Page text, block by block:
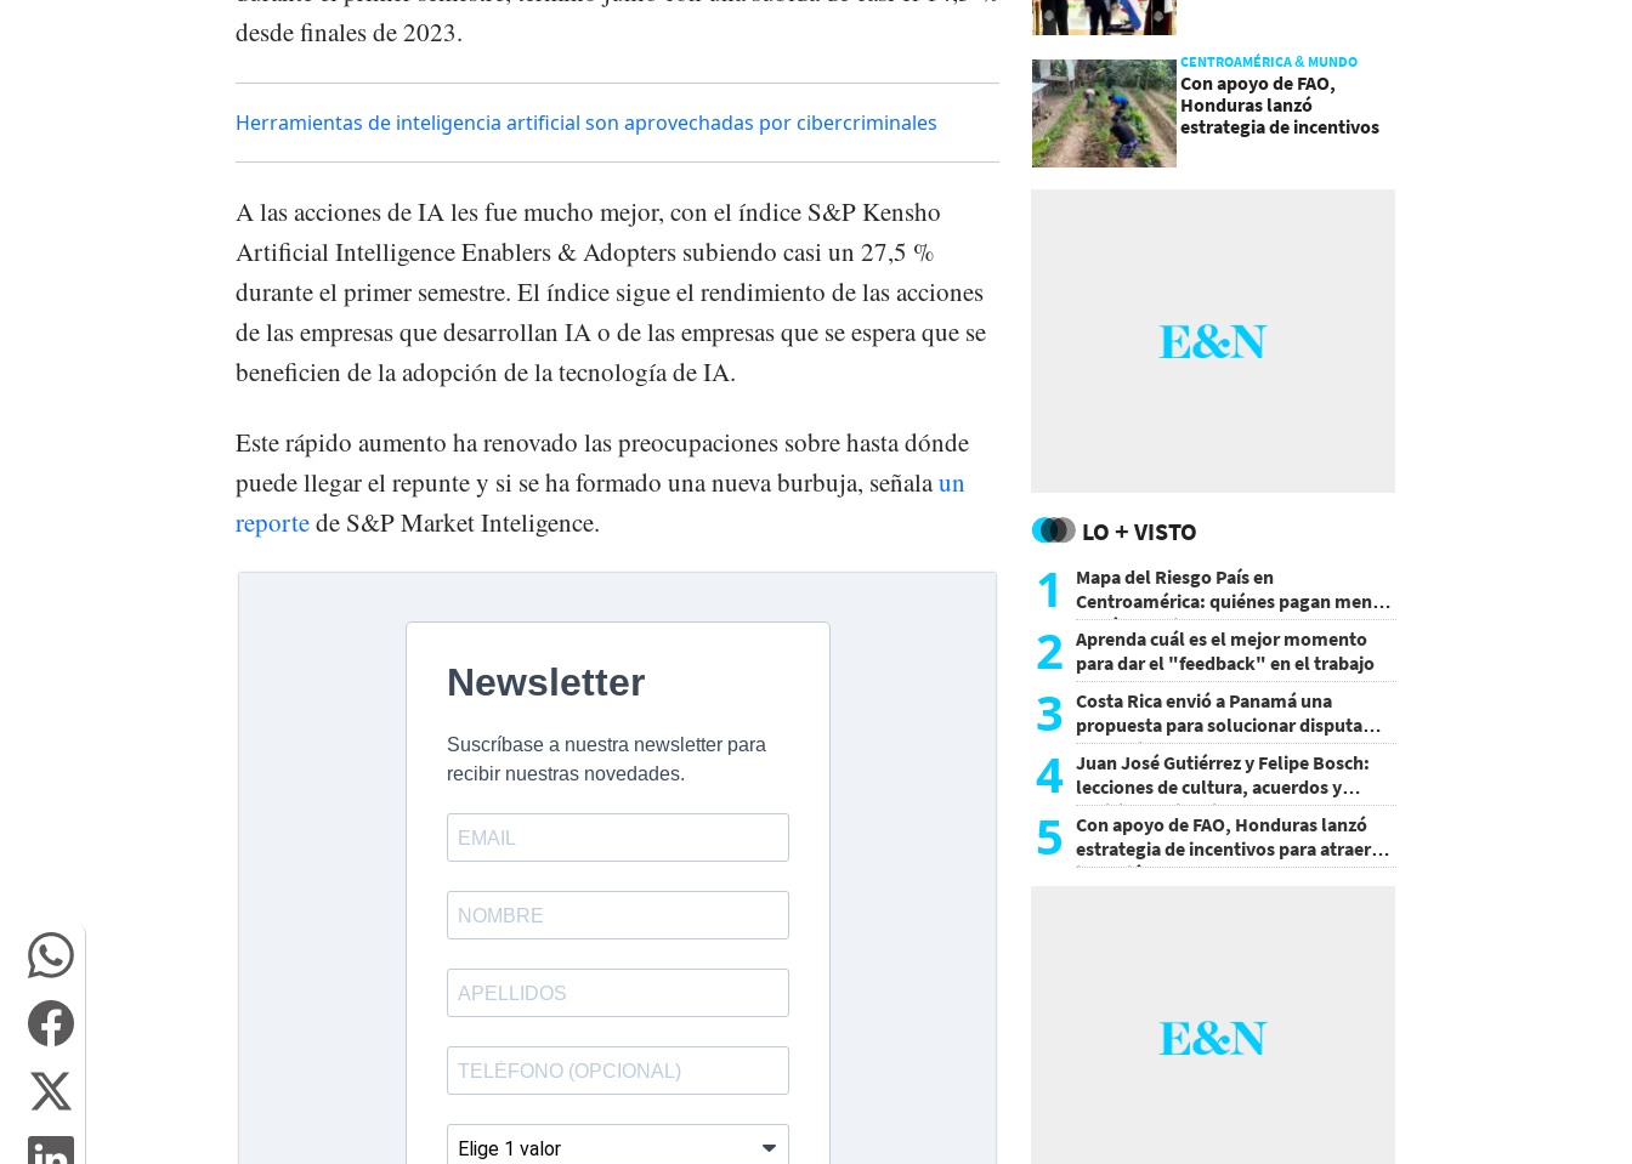
desde finales de 2023.
Herramientas de inteligencia artificial son aprovechadas por cibercriminales
A las acciones de IA les fue mucho mejor, con el índice S&P Kensho
Artificial Intelligence Enablers & Adopters subiendo casi un 27,5 %
durante el primer semestre. El índice sigue el rendimiento de las acciones
de las empresas que desarrollan IA o de las empresas que se espera que se
beneficien de la adopción de la tecnología de IA.
Este rápido aumento ha renovado las preocupaciones sobre hasta dónde
puede llegar el repunte y si se ha formado una nueva burbuja, señalaun
reportede S&P Market Inteligence.
CENTROAMÉRICA & MUNDO
Con apoyo de FAO,
Honduras lanzó
estrategia de incentivos
LO + VISTO
1
Mapa del Riesgo País en
Centroamérica: quiénes pagan menos
y cuáles mejoraron
2 Aprenda cuál es el mejor momento
para dar el "feedback" en el trabajo
3 Costa Rica envió a Panamá una
propuesta para solucionar disputa
comercial
4 Juan José Gutiérrez y Felipe Bosch:
lecciones de cultura, acuerdos y
decisiones sin miedo
5
Con apoyo de FAO, Honduras lanzó
estrategia de incentivos para atraer
inversión al agro